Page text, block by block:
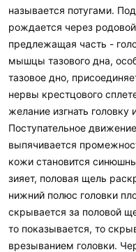
называется потугами.
рождается через
предлежащая часть -
мышцы тазового дна,
тазовое дно,
нервы крестцового
желание изгнать головку
Поступательное
выпячивается
кожи становится
зияет, половая щель
нижний полюс головки
скрывается за половой
то показывается, то
врезыванием головки.